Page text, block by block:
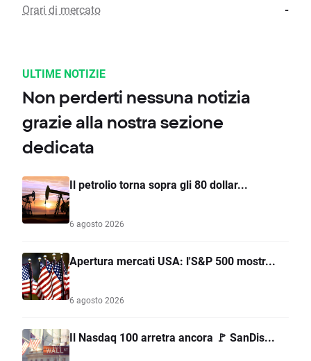
Orari di mercato -
ULTIME NOTIZIE
Non perderti nessuna notizia
grazie alla nostra sezione
dedicata
Il petrolio torna sopra gli 80 dollar...
6 agosto 2026
Apertura mercati USA: l'S&P 500 mostr...
6 agosto 2026
Il Nasdaq 100 arretra ancora 🚩 SanDis...